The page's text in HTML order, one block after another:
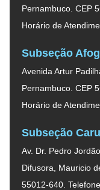
Pernambuco. CEP
Horário de
Subseção
Avenida Artur
Pernambuco. CEP
Horário de
Subseção
Av. Dr. Pedro
Difusora, Mauricio
55012-640.